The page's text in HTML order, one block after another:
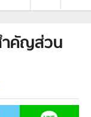
ำคัญส่วน